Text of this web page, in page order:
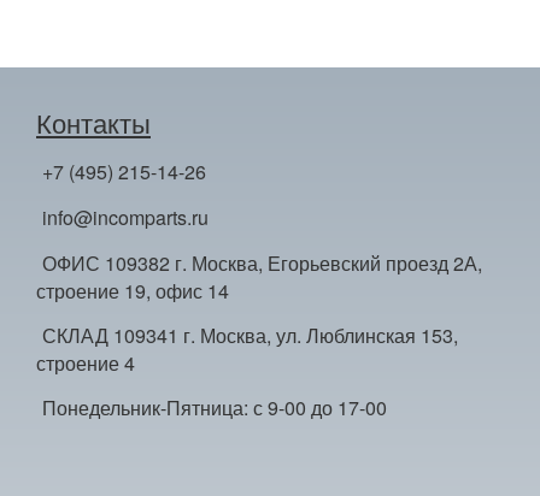
Контакты
+7 (495) 215-14-26
info@incomparts.ru
ОФИС 109382 г. Москва, Егорьевский проезд 2А,
строение 19, офис 14
СКЛАД 109341 г. Москва, ул. Люблинская 153,
строение 4
Понедельник-Пятница: с 9-00 до 17-00